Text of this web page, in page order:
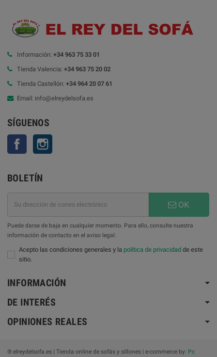
Información: +34 963 75 33 01
Tienda Valencia: +34 963 75 20 02
Tienda Castellón: +34 964 20 07 61
Email: info@elreydelsofa.es
SÍGUENOS
Facebook
BOLETÍN
OK
Puede darse de baja en cualquier momento. Para ello, consulte nuestra
información de contacto en el aviso legal.
Acepto las condiciones generales y la política de privacidad de este
sitio.
INFORMACIÓN
DE INTERÉS
OPINIONES REALES
® elreydelsofa.es | Tienda online de sofás y sillones | e-commerce by: Pc